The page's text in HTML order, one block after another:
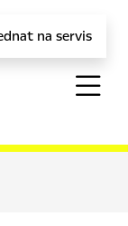
na servis